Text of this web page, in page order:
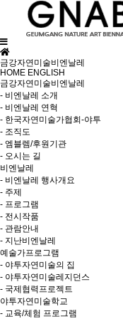
금강자연미술비엔날레
HOME ENGLISH
금강자연미술비엔날레
- 비엔날레 소개
- 비엔날레 연혁
- 한국자연미술가협회-야투
- 조직도
- 엠블렘/후원기관
- 오시는 길
비엔날레
- 비엔날레 행사개요
- 주제
- 프로그램
- 전시작품
- 관람안내
- 지난비엔날레
예술가프로그램
- 야투자연미술의 집
- 야투자연미술레지던스
- 국제협력프로젝트
야투자연미술학교
- 교육/체험 프로그램